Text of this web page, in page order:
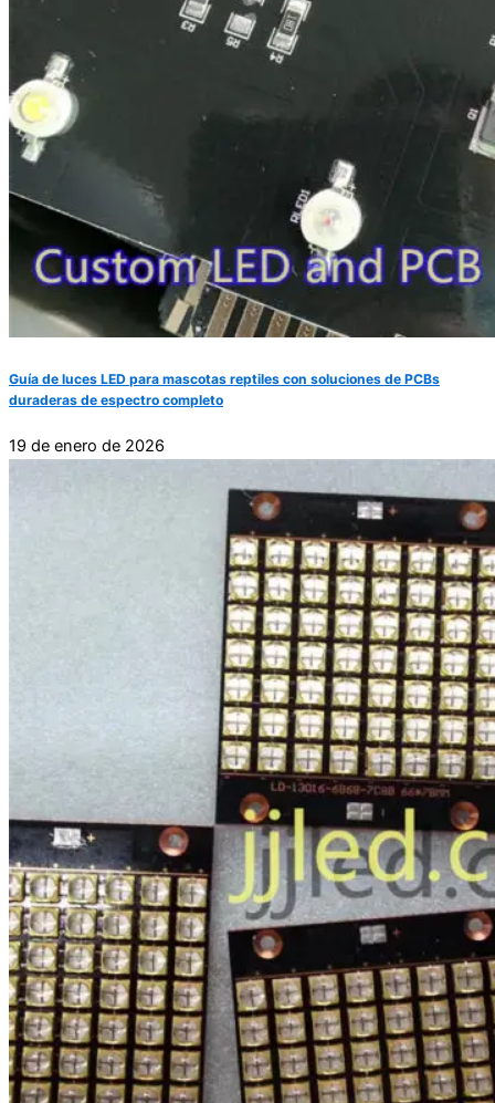
Guía de luces LED para mascotas reptiles con soluciones de PCBs
duraderas de espectro completo
19 de enero de 2026